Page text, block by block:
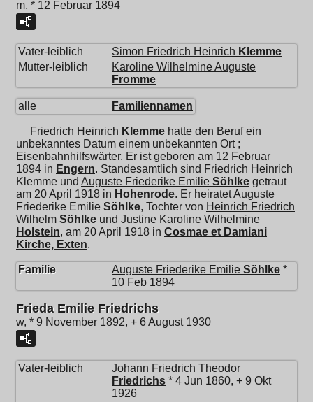
m, * 12 Februar 1894
Vater-leiblich Simon Friedrich Heinrich Klemme
Mutter-leiblich
Karoline Wilhelmine Auguste
Fromme
alle Familiennamen
Friedrich Heinrich Klemme hatte den Beruf ein
unbekanntes Datum einem unbekannten Ort ;
Eisenbahnhilfswärter. Er ist geboren am 12 Februar
1894 in Engern. Standesamtlich sind Friedrich Heinrich
Klemme und Auguste Friederike Emilie Söhlke getraut
am 20 April 1918 in Hohenrode. Er heiratetAuguste
Friederike Emilie Söhlke, Tochter von Heinrich Friedrich
Wilhelm Söhlke und Justine Karoline Wilhelmine
Holstein, am 20 April 1918 in Cosmae et Damiani
Kirche, Exten.
Familie Auguste Friederike Emilie Söhlke *
10 Feb 1894
Frieda Emilie Friedrichs
w, * 9 November 1892, + 6 August 1930
Vater-leiblich
Johann Friedrich Theodor
Friedrichs * 4 Jun 1860, + 9 Okt
1926